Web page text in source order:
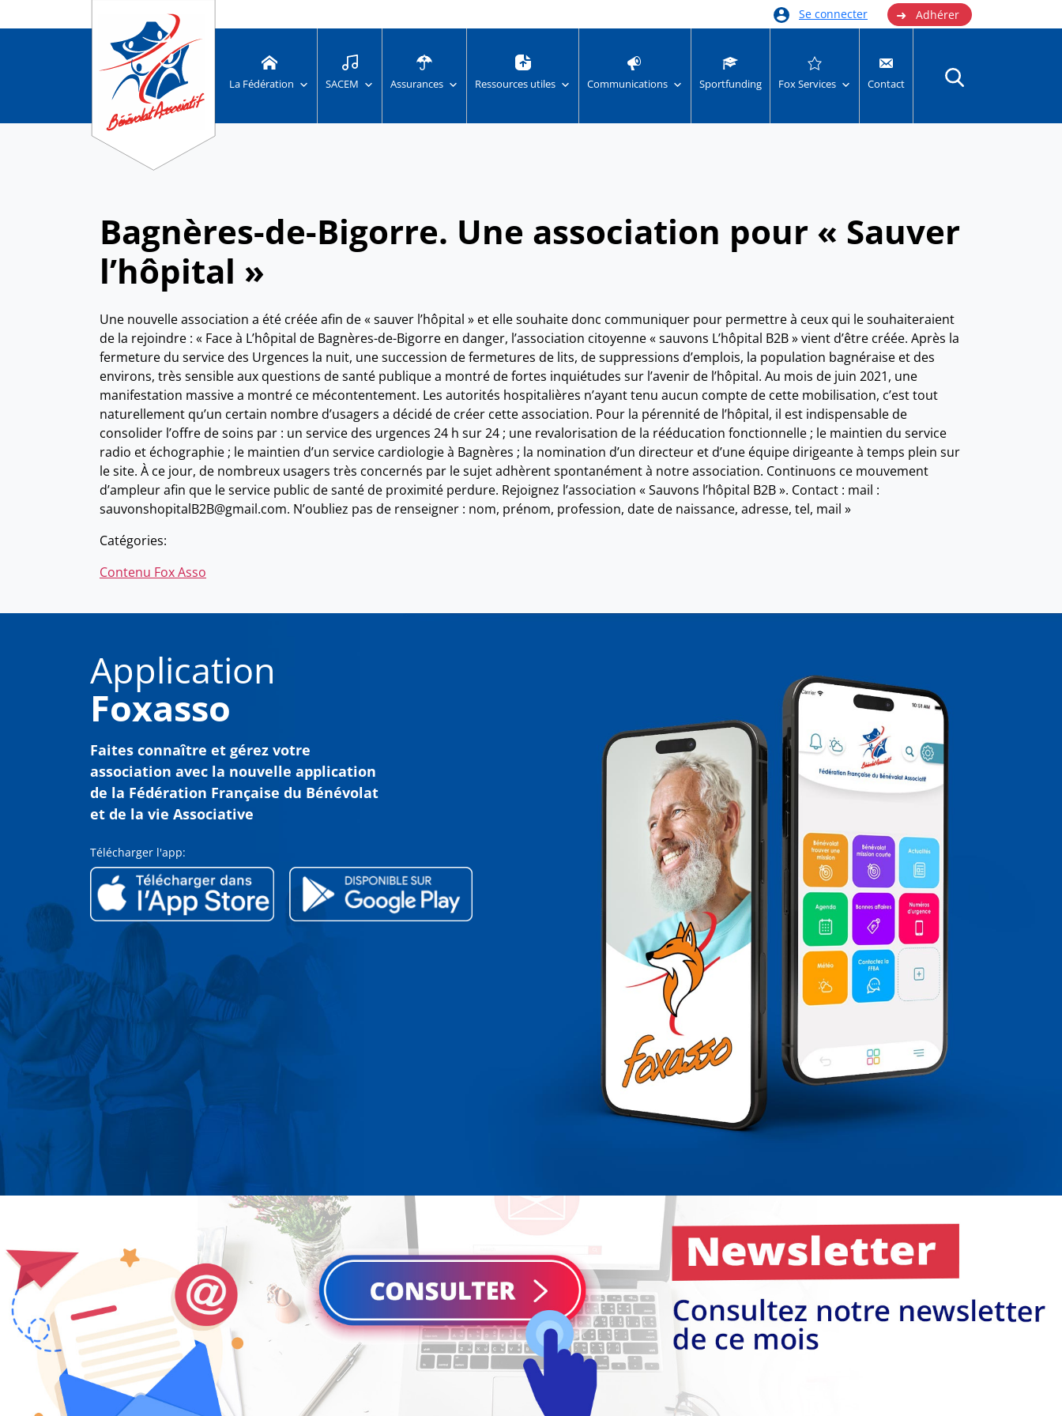
Se connecter ➜ Adhérer
La Fédération SACEM Assurances Ressources utiles Communications Sportfunding Fox Services Contact
Bagnères-de-Bigorre. Une association pour « Sauver
l’hôpital »
Une nouvelle association a été créée afin de « sauver l’hôpital » et elle souhaite donc communiquer pour permettre à ceux qui le souhaiteraient
de la rejoindre : « Face à L’hôpital de Bagnères-de-Bigorre en danger, l’association citoyenne « sauvons L’hôpital B2B » vient d’être créée. Après la
fermeture du service des Urgences la nuit, une succession de fermetures de lits, de suppressions d’emplois, la population bagnéraise et des
environs, très sensible aux questions de santé publique a montré de fortes inquiétudes sur l’avenir de l’hôpital. Au mois de juin 2021, une
manifestation massive a montré ce mécontentement. Les autorités hospitalières n’ayant tenu aucun compte de cette mobilisation, c’est tout
naturellement qu’un certain nombre d’usagers a décidé de créer cette association. Pour la pérennité de l’hôpital, il est indispensable de
consolider l’offre de soins par : un service des urgences 24 h sur 24 ; une revalorisation de la rééducation fonctionnelle ; le maintien du service
radio et échographie ; le maintien d’un service cardiologie à Bagnères ; la nomination d’un directeur et d’une équipe dirigeante à temps plein sur
le site. À ce jour, de nombreux usagers très concernés par le sujet adhèrent spontanément à notre association. Continuons ce mouvement
d’ampleur afin que le service public de santé de proximité perdure. Rejoignez l’association « Sauvons l’hôpital B2B ». Contact : mail :
sauvonshopitalB2B@gmail.com. N’oubliez pas de renseigner : nom, prénom, profession, date de naissance, adresse, tel, mail »
Catégories:
Contenu Fox Asso
Application
Foxasso
Faites connaître et gérez votre
association avec la nouvelle application
de la Fédération Française du Bénévolat
et de la vie Associative
Télécharger l'app: